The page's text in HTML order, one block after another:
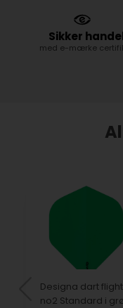
Sikker
med e-mærke
Designa dart
no2 Standard i